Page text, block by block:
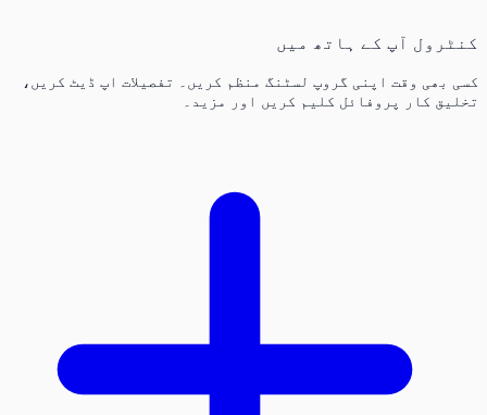
کنٹرول آپ کے ہاتھ میں
کسی بھی وقت اپنی گروپ لسٹنگ منظم کریں۔ تفصیلات اپ ڈیٹ کریں،
تخلیق کار پروفائل کلیم کریں اور مزید۔